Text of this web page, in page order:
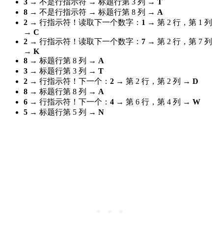
8 → 不是行指示符 → 标题行第 8 列 → A
2 → 行指示符！读取下一个数字： 1 → 第 2 行，第 1 列
→ C
2 → 行指示符！读取下一个数字： 7 → 第 2 行，第 7 列
→ K
8 → 标题行第 8 列 → A
3 → 标题行第 3 列 → T
2 → 行指示符！下一个： 2 → 第 2 行，第 2 列 → D
8 → 标题行第 8 列 → A
6 → 行指示符！下一个： 4 → 第 6 行，第 4 列 → W
5 → 标题行第 5 列 → N